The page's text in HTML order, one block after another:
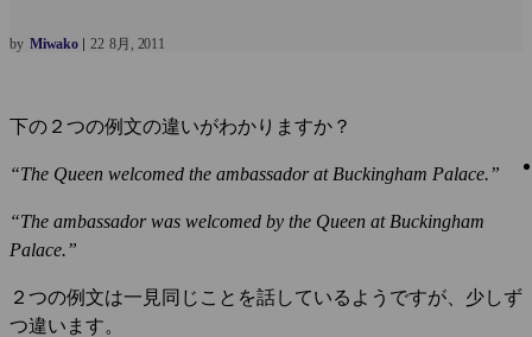
by Miwako 22 8月 2011
下の２つの例文の違いがわかりますか？
“The Queen welcomed the ambassador at Buckingham Palace.”
“The ambassador was welcomed by the Queen at Buckingham
Palace.”
２つの例文は一見同じことを話しているようですが、少しず
つ違います。